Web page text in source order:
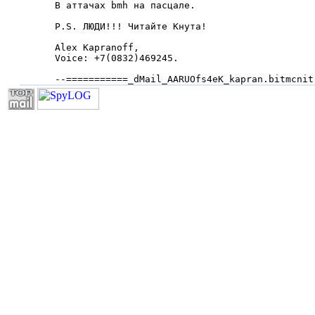
В аттачах bmh на пасцале.
P.S. ЛЮДИ!!! Читайте Кнута!
Alex Kapranoff,
Voice: +7(0832)469245.
--